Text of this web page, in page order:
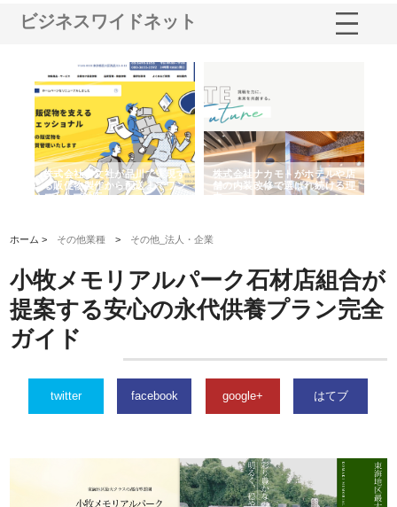
ビジネスワイドネット
株式会社耕文社が品川で実現す
る販促物製作から配送までワン
ストップ対応
株式会社ナカモトがホテルや店
舗の内装改修で選ばれ続ける理
由
ホーム > その他業種 > その他_法人・企業
小牧メモリアルパーク石材店組合が
提案する安心の永代供養プラン完全
ガイド
twitter facebook google+ はてブ